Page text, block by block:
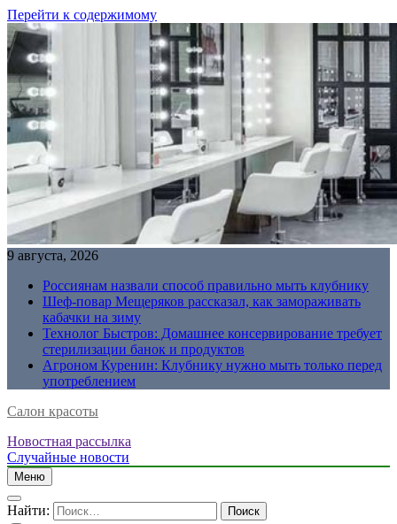
Перейти к содержимому
9 августа, 2026
Россиянам назвали способ правильно мыть клубнику
Шеф-повар Мещеряков рассказал, как замораживать
кабачки на зиму
Технолог Быстров: Домашнее консервирование требует
стерилизации банок и продуктов
Агроном Куренин: Клубнику нужно мыть только перед
употреблением
Салон красоты
Новостная рассылка
Случайные новости
Меню
Найти: